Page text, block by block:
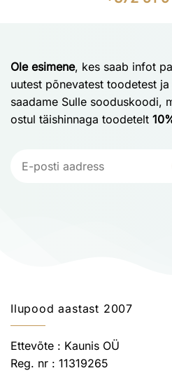
Ole esimene, kes saab infot
uutest põnevatest toodetest
saadame Sulle sooduskoodi,
ostul täishinnaga toodetelt
Ilupood aastast 2007
Ettevõte : Kaunis OÜ
Reg. nr : 11319265